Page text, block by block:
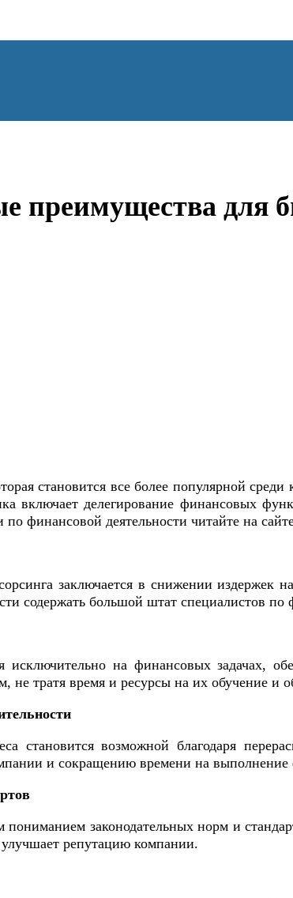
преимущества для
становится все более популярной
включает делегирование финансовых
финансовой деятельности читайте на
заключается в снижении издержек
содержать большой штат специалистов
исключительно на финансовых задачах,
не тратя время и ресурсы на их обучение и
становится возможной благодаря
и сокращению времени на выполнение
законодательных норм и
репутацию компании.